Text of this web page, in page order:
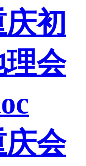
初
会
庆会